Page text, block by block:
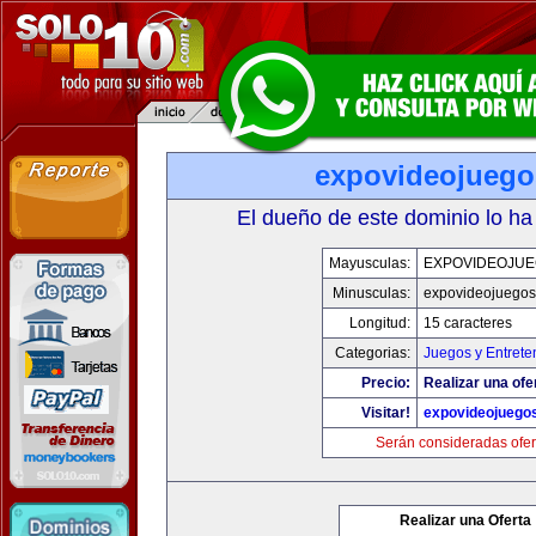
El dueño de este dominio lo
Mayusculas:
Minusculas:
Longitud:
15 caracteres
Categorias:
Juegos y
Precio:
Realizar una
Visitar!
Serán consideradas
Realizar una Oferta